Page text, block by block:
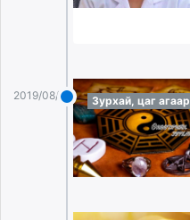
2019/08/05 Зурхай, цаг агаар